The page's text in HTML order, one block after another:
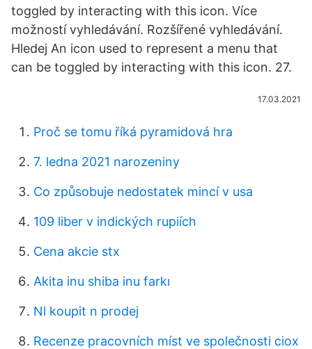
toggled by interacting with this icon. Více
možností vyhledávání. Rozšířené vyhledávání.
Hledej An icon used to represent a menu that
can be toggled by interacting with this icon. 27.
17.03.2021
Proč se tomu říká pyramidová hra
7. ledna 2021 narozeniny
Co způsobuje nedostatek mincí v usa
109 liber v indických rupiích
Cena akcie stx
Akita inu shiba inu farkı
Nl koupit n prodej
Recenze pracovních míst ve společnosti ciox